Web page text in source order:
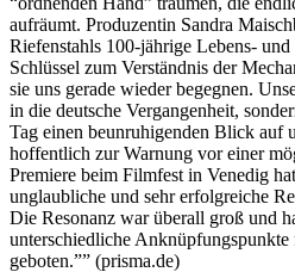
aufräumt. Produzentin Sandra
Riefenstahls 100-jährige Lebens-
Schlüssel zum Verständnis der
sie uns gerade wieder begegnen.
in die deutsche Vergangenheit,
Tag einen beunruhigenden Blick auf
hoffentlich zur Warnung vor einer
Premiere beim Filmfest in Venedig
unglaubliche und sehr erfolgreiche
Die Resonanz war überall groß und
unterschiedliche Anknüpfungspunkte
geboten.”” (prisma.de)